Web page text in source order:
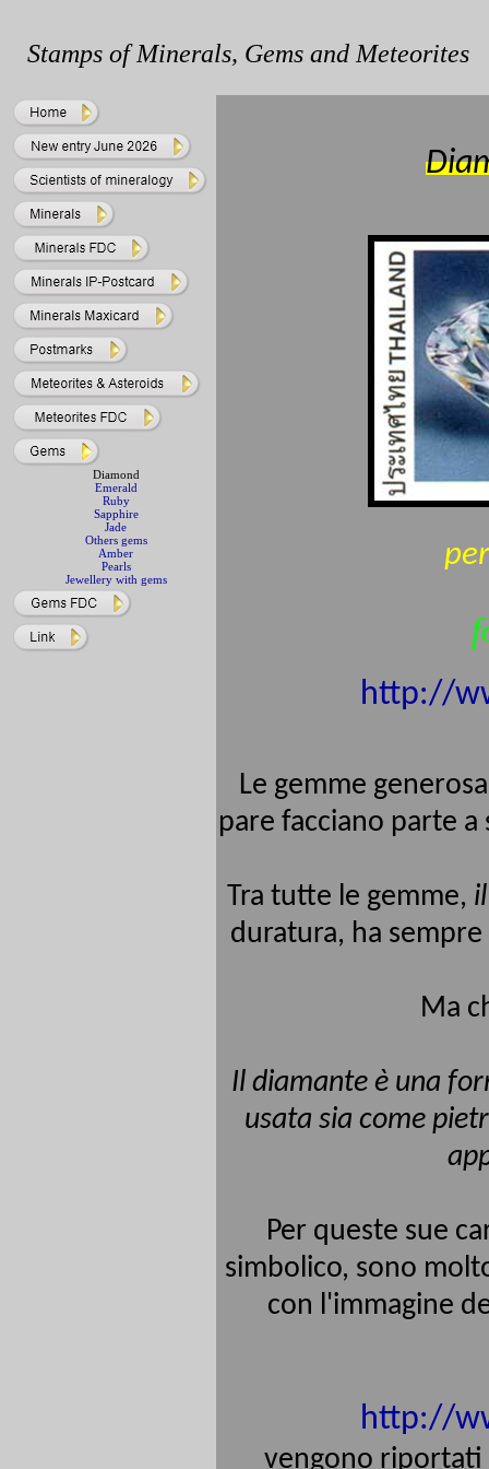
Stamps of Minerals, Gems and Meteorites
Diamond
Emerald
Ruby
Sapphire
Jade
Others gems
Amber
Pearls
Jewellery with gems
http://
Le gemme
pare facciano parte
Tra tutte le gemme,
duratura, ha
Ma
Il diamante è una
usata sia come
Per queste sue
simbolico, sono
con l'immagine
http://
vengono riportati